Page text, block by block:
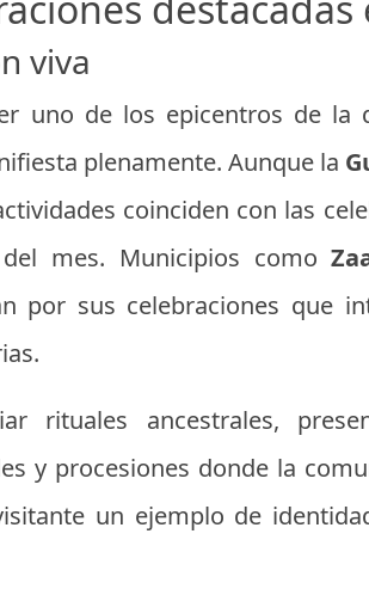
viva
uno de los epicentros de la
plenamente. Aunque la
coinciden con las
mes. Municipios como
por sus celebraciones que
rituales ancestrales,
y procesiones donde la
un ejemplo de